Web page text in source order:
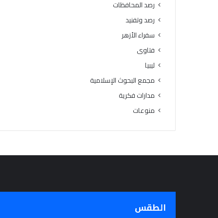
رصد المحافظات
رصد وتفنيد
سفراء الأزهر
فتاوى
ليبيا
مجمع البحوث الإسلامية
مدارات فكرية
منوعات
الطقس